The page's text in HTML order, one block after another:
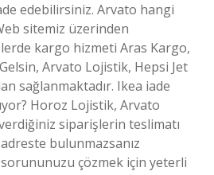
edebilirsiniz. Arvato hangi
sitemiz üzerinden
kargo hizmeti Aras Kargo,
Arvato Lojistik, Hepsi Jet
sağlanmaktadır. Ikea iade
Horoz Lojistik, Arvato
siparişlerin teslimatı
bulunmazsanız
sorununuzu çözmek için yeterli